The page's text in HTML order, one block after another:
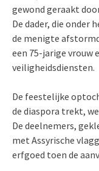
gewond geraakt
De dader, die onder
de menigte
een 75-jarige vrouw
veiligheidsdiensten.
De feestelijke
de diaspora trekt,
De deelnemers,
met Assyrische
erfgoed toen de